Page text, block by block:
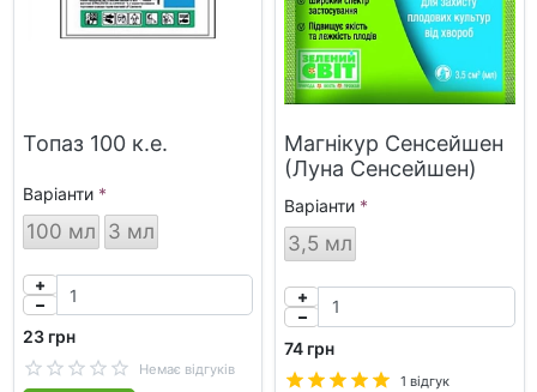
Топаз 100 к.е.
Варіанти
100 мл 3 мл
23 грн
Немає відгуків
Магнікур Сенсейшен
(Луна Сенсейшен)
Варіанти
3,5 мл
74 грн
1 відгук